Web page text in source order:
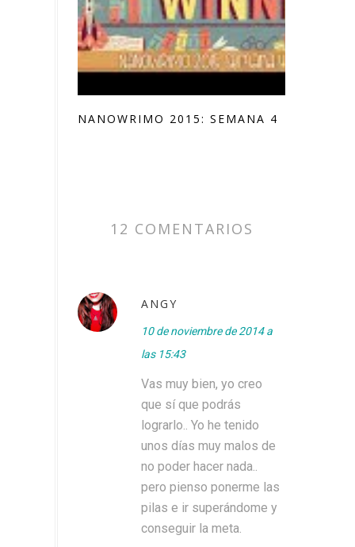
NANOWRIMO 2015: SEMANA 4
12 COMENTARIOS
ANGY
10 de noviembre de 2014 a
las 15:43
Vas muy bien, yo creo
que sí que podrás
lograrlo.. Yo he tenido
unos días muy malos de
no poder hacer nada..
pero pienso ponerme las
pilas e ir superándome y
conseguir la meta.